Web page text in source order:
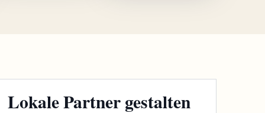
Lokale Partner gestalten